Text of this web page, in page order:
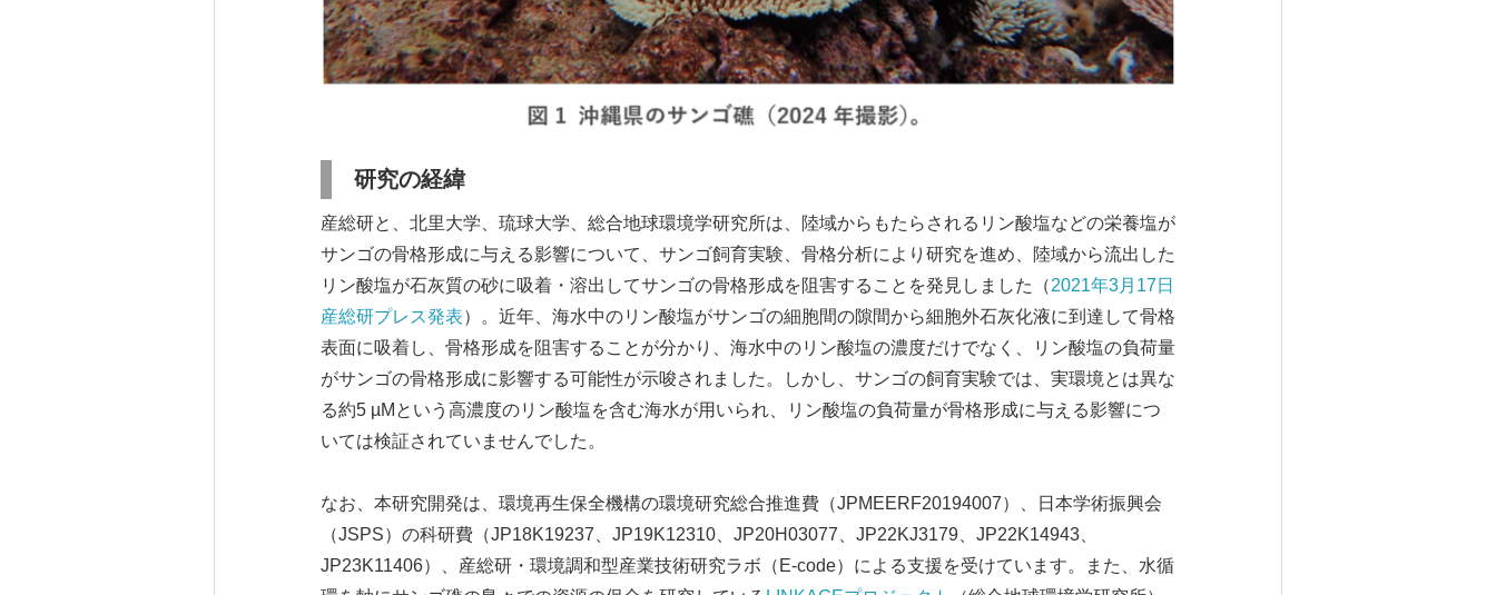
研究の経緯
産総研と、北里大学、琉球大学、総合地球環境学研究所は、陸域からもたらされるリン酸塩などの栄養塩が
サンゴの骨格形成に与える影響について、サンゴ飼育実験、骨格分析により研究を進め、陸域から流出した
リン酸塩が石灰質の砂に吸着・溶出してサンゴの骨格形成を阻害することを発見しました（2021年3月17日
産総研プレス発表）。近年、海水中のリン酸塩がサンゴの細胞間の隙間から細胞外石灰化液に到達して骨格
表面に吸着し、骨格形成を阻害することが分かり、海水中のリン酸塩の濃度だけでなく、リン酸塩の負荷量
がサンゴの骨格形成に影響する可能性が示唆されました。しかし、サンゴの飼育実験では、実環境とは異な
る約5 µMという高濃度のリン酸塩を含む海水が用いられ、リン酸塩の負荷量が骨格形成に与える影響につ
いては検証されていませんでした。
なお、本研究開発は、環境再生保全機構の環境研究総合推進費（JPMEERF20194007）、日本学術振興会
（JSPS）の科研費（JP18K19237、JP19K12310、JP20H03077、JP22KJ3179、JP22K14943、
JP23K11406）、産総研・環境調和型産業技術研究ラボ（E-code）による支援を受けています。また、水循